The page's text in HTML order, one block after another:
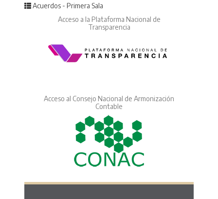
Posted in
Acuerdos - Primera Sala
Acceso a la Plataforma Nacional de
Transparencia
Acceso al Consejo Nacional de Armonización
Contable